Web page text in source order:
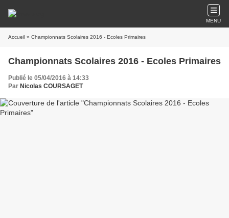
MENU
Accueil » Championnats Scolaires 2016 - Ecoles Primaires
Championnats Scolaires 2016 - Ecoles Primaires
Publié le 05/04/2016 à 14:33
Par Nicolas COURSAGET